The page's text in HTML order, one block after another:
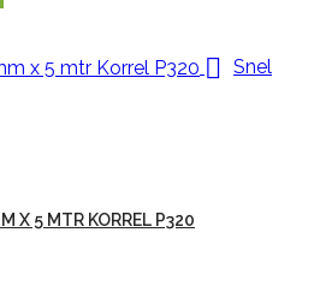
 Snel
X 5 MTR KORREL P320